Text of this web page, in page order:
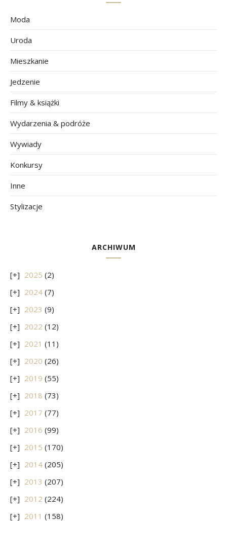
Moda
Uroda
Mieszkanie
Jedzenie
Filmy & książki
Wydarzenia & podróże
Wywiady
Konkursy
Inne
Stylizacje
ARCHIWUM
2025 (2)
2024 (7)
2023 (9)
2022 (12)
2021 (11)
2020 (26)
2019 (55)
2018 (73)
2017 (77)
2016 (99)
2015 (170)
2014 (205)
2013 (207)
2012 (224)
2011 (158)